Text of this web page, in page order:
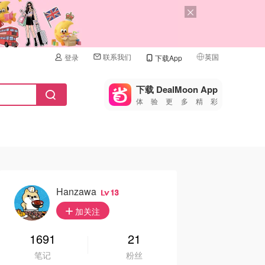
登录 联系我们 下载App 英国
🇺🇸
🇨🇳 中国
下载 DealMoon App
体验更多精彩
Hanzawa 13
加关注
1691
笔记
21
粉丝